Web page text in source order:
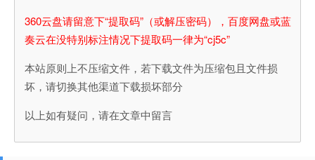
360云盘请留意下“提取码”（或解压密码），百度网盘或蓝
奏云在没特别标注情况下提取码一律为“cj5c”
本站原则上不压缩文件，若下载文件为压缩包且文件损
坏，请切换其他渠道下载损坏部分
以上如有疑问，请在文章中留言